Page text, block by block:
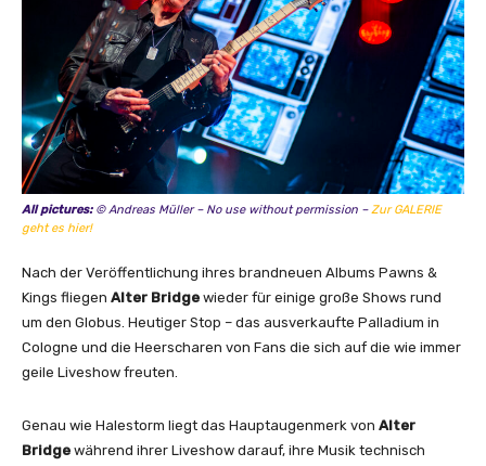
All pictures:© Andreas Müller – No use without permission –Zur GALERIE
geht es hier!
Nach der Veröffentlichung ihres brandneuen Albums Pawns &
Kings fliegen Alter Bridge wieder für einige große Shows rund
um den Globus. Heutiger Stop – das ausverkaufte Palladium in
Cologne und die Heerscharen von Fans die sich auf die wie immer
geile Liveshow freuten.
Genau wie Halestorm liegt das Hauptaugenmerk von Alter
Bridge während ihrer Liveshow darauf, ihre Musik technisch